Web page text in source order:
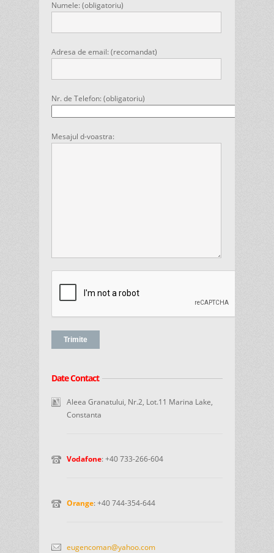
Numele: (obligatoriu)
Adresa de email: (recomandat)
Nr. de Telefon: (obligatoriu)
Mesajul d-voastra:
Date Contact
Aleea Granatului, Nr.2, Lot.11 Marina Lake,
Constanta
Vodafone: +40 733-266-604
Orange: +40 744-354-644
eugencoman@yahoo.com